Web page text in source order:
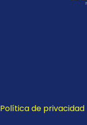
Política de privacidad